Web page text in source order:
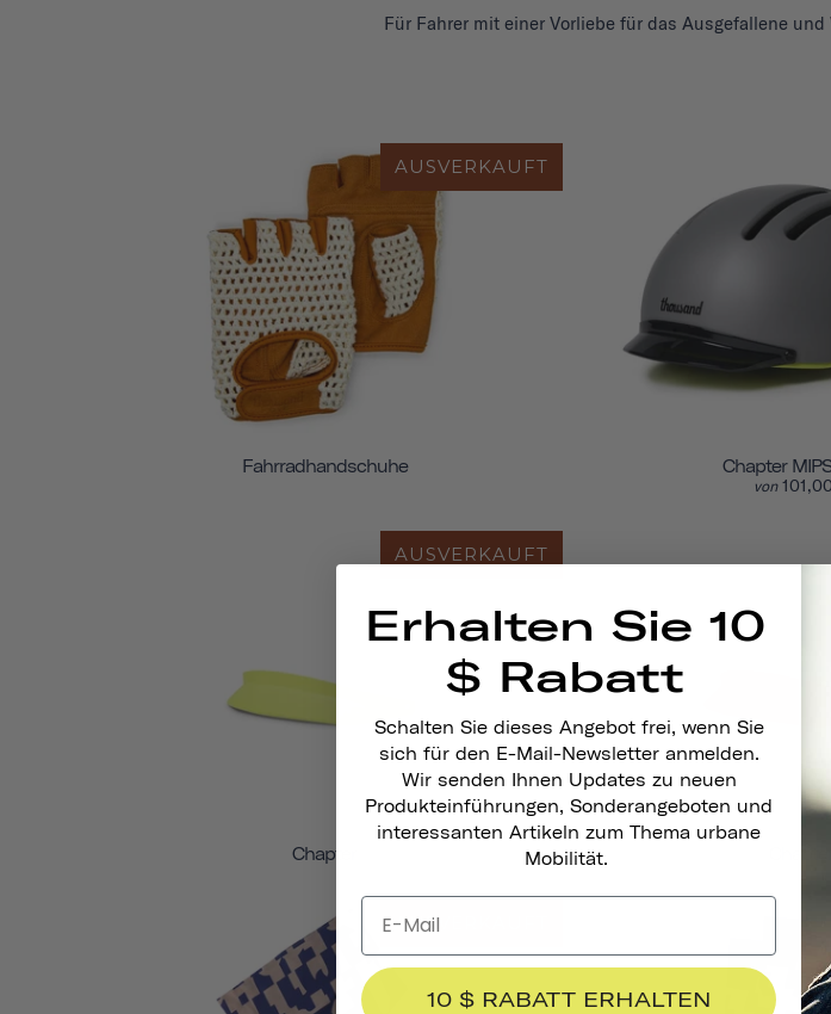
Für Fahrer mit einer Vorliebe für das Ausgefallene
AUSVERKAUFT
Fahrradhandschuhe Chapter
von
AUSVERKAUFT
Chapter
AUSVERKAUFT
Erhalten Sie 10
$ Rabatt
Schalten Sie dieses Angebot frei, wenn Sie
sich für den E-Mail-Newsletter anmelden.
Wir senden Ihnen Updates zu neuen
Produkteinführungen, Sonderangeboten und
interessanten Artikeln zum Thema urbane
Mobilität.
10 $ RABATT ERHALTEN